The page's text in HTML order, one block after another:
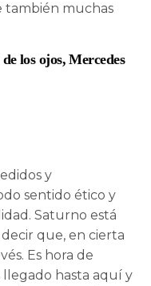
también muchas
los ojos, Mercedes
y
sentido ético y
Saturno está
que, en cierta
Es hora de
hasta aquí y